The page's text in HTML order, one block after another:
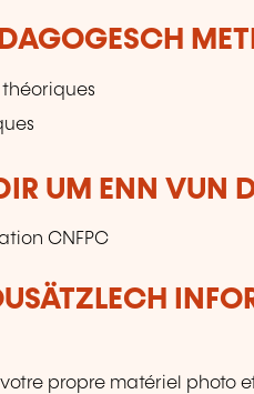
théoriques
UM ENN VUN
CNFPC
propre matériel photo